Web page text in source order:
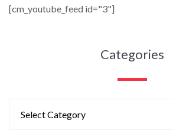
[cm_youtube_feed id="3"]
Categories